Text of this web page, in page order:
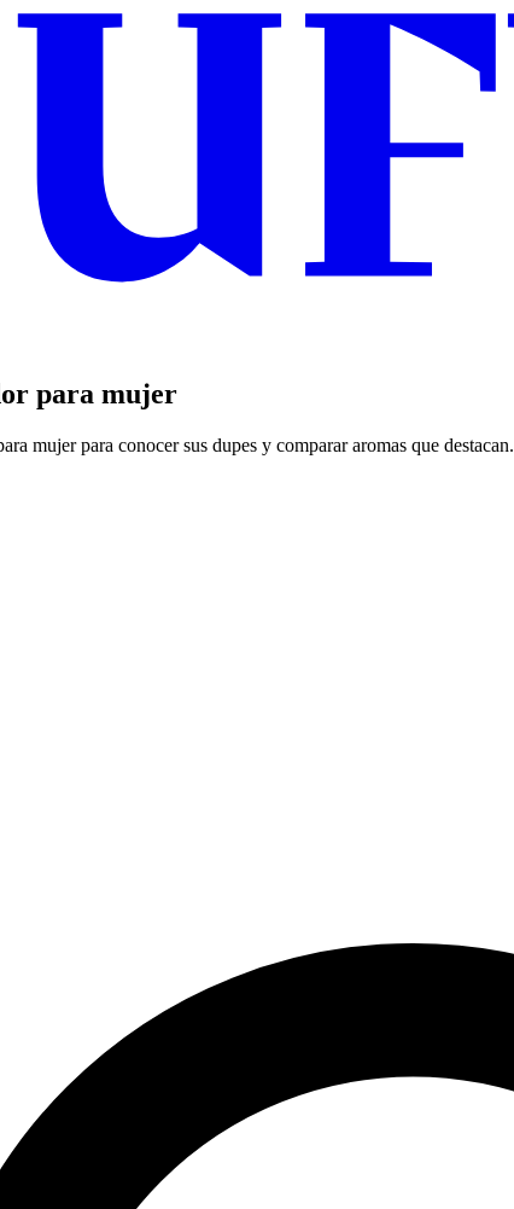
para mujer
mujer para conocer sus dupes y comparar aromas que destacan.